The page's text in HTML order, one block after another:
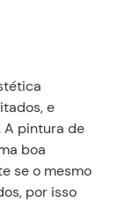
e
A pintura de
boa
se o mesmo
por isso